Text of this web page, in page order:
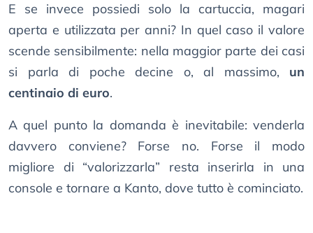
E se invece possiedi solo la cartuccia, magari
aperta e utilizzata per anni? In quel caso il valore
scende sensibilmente: nella maggior parte dei casi
si parla di poche decine o, al massimo, un
centinaio di euro.
A quel punto la domanda è inevitabile: venderla
davvero conviene? Forse no. Forse il modo
migliore di “valorizzarla” resta inserirla in una
console e tornare a Kanto, dove tutto è cominciato.